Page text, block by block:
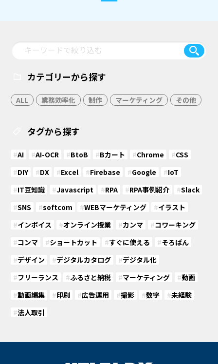
カテゴリーから探す
ALL 業務効率化 制作 マーケティング その他
タグから探す
#AI #AI-OCR #BtoB #Bカート #Chrome #CSS
#DIY #DX #Excel #Firebase #Google #IoT
#IT豆知識 #Javascript #RPA #RPA事例紹介 #Slack
#SNS #softcom #WEBマーケティング #イラスト
#インボイス #オンライン授業 #カンマ #コワーキング
#コンマ #ショートカット #すぐに使える #そろばん
#デザイン #デジタルカタログ #デジタル化
#フリーランス #ふるさと納税 #マーケティング #動画
#動画編集 #印刷 #広告運用 #撮影 #数字 #未経験
#法人取引